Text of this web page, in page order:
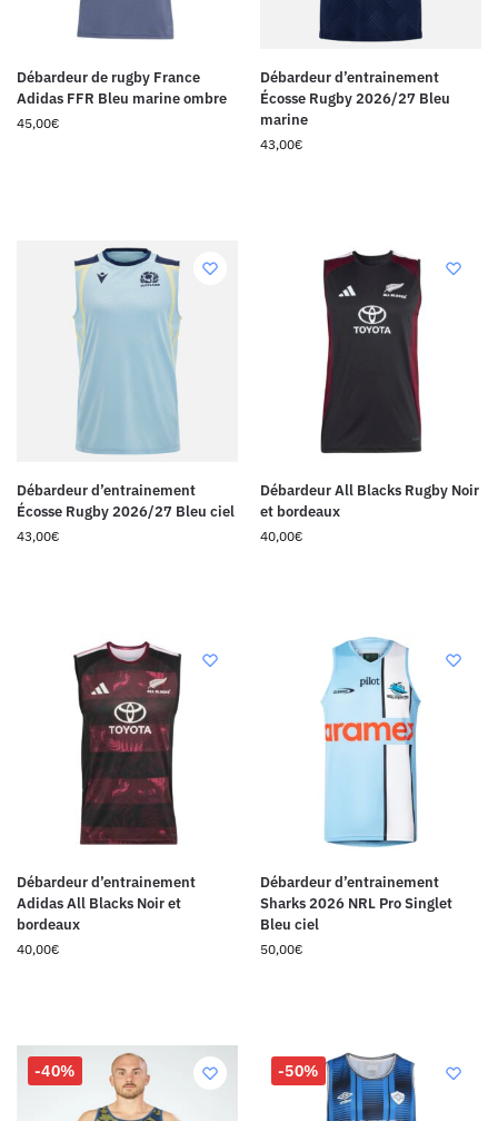
Débardeur de rugby France
Adidas FFR Bleu marine ombre
45,00€
Débardeur d’entrainement
Écosse Rugby 2026/27 Bleu
marine
43,00€
Débardeur d’entrainement
Écosse Rugby 2026/27 Bleu ciel
43,00€
Débardeur All Blacks Rugby Noir
et bordeaux
40,00€
Débardeur d’entrainement
Adidas All Blacks Noir et
bordeaux
40,00€
Débardeur d’entrainement
Sharks 2026 NRL Pro Singlet
Bleu ciel
50,00€
-40% -50%